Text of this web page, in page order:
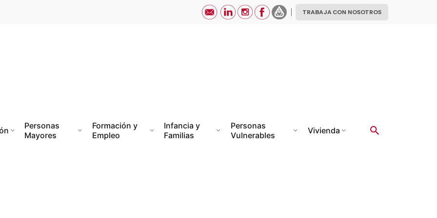
TRABAJA CON NOSOTROS
Personas
Mayores
Formación y
Empleo
Infancia y
Familias
Personas
Vulnerables
Vivienda